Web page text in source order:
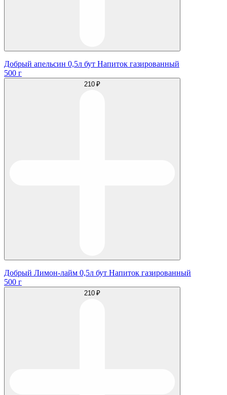
Добрый апельсин 0,5л бут Напиток газированный
500 г
210 ₽
Добрый Лимон-лайм 0,5л бут Напиток газированный
500 г
210 ₽